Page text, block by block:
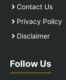
Contact Us
Privacy Policy
Disclaimer
Follow Us